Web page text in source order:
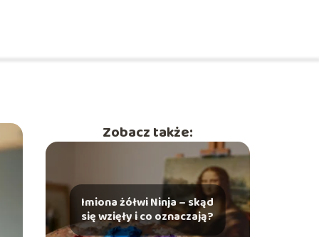
Zobacz także:
Imiona żółwi Ninja – skąd
się wzięły i co oznaczają?